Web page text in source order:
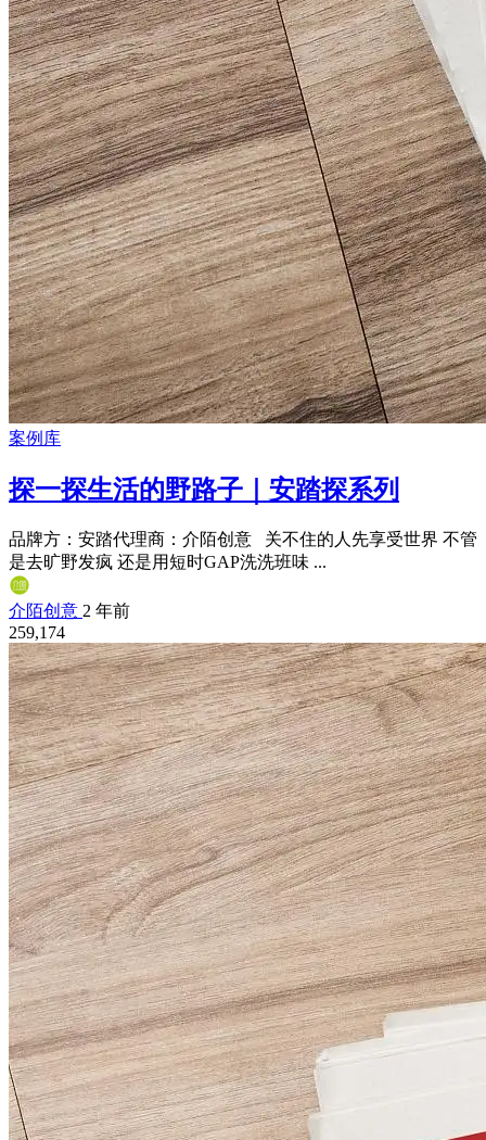
案例库
探一探生活的野路子｜安踏探系列
品牌方：安踏代理商：介陌创意 关不住的人先享受世界‍‍‍ 不管
是去旷野发疯‍ 还是用短时GAP洗洗班味‍‍‍‍‍‍‍‍‍‍‍‍ ...
介陌创意 2 年前
259,174